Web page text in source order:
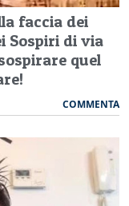
faccia dei
Sospiri di via
quel
COMMENTA